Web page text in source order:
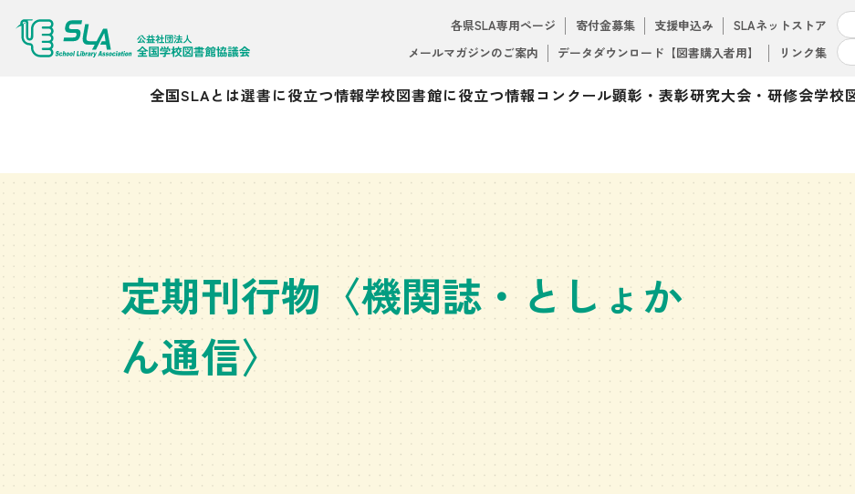
各県SLA専用ページ 寄付金募集 支援申込み SLAネットストア
メールマガジンのご案内
データダウンロード【図書購入者用】 リンク集
全国SLAとは選書に役立つ情報学校図書館に役立つ情報コンクール顕彰・表彰研究大会・研修会学校
定期刊行物〈機関誌・としょか
ん通信〉